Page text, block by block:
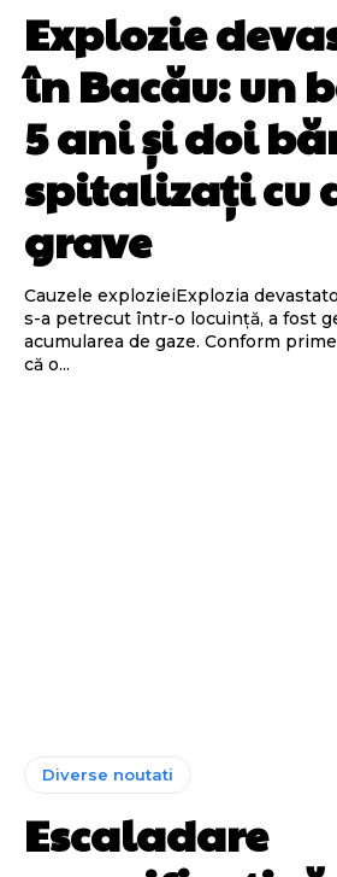
Explozie
în Bacău: un
5 ani și doi
spitalizați cu
grave
Cauzele explozieiExplozia
s-a petrecut într-o locuință, a fost
acumularea de gaze. Conform
că o...
Diverse noutati
Escaladare